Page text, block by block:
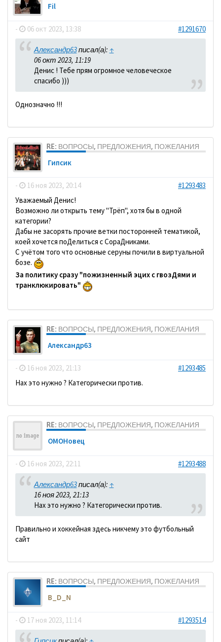
Fil
- 06 окт 2023, 13:38 #1291670
Александр63писал(а): ↑
06 окт 2023, 11:19
Денис ! Тебе прям огромное человеческое
спасибо )))
Однозначно !!!
RE: ВОПРОСЫ, ПРЕДЛОЖЕНИЯ, ПОЖЕЛАНИЯ
Гипсик
- 16 ноя 2023, 20:14
#1293483
Уважаемый Денис!
Возможно ли открыть тему "Трёп", хотя бы в одной
категории?
Дабы не засорять прочие ветки посторонней тематикой,
коей хочется поДелиться с СораДниками.
С учётом того что основные серуны почили в виртуальной
бозе.
За политику сразу "пожизненный эцих с гвозДями и
транклюкировать"
RE: ВОПРОСЫ, ПРЕДЛОЖЕНИЯ, ПОЖЕЛАНИЯ
Александр63
- 16 ноя 2023, 21:13
#1293485
Нах это нужно ? Категорически против.
RE: ВОПРОСЫ, ПРЕДЛОЖЕНИЯ, ПОЖЕЛАНИЯ
ОМОНовец
- 16 ноя 2023, 22:11 #1293488
Александр63писал(а): ↑
16 ноя 2023, 21:13
Нах это нужно ? Категорически против.
Правильно и хоккейная здесь никчему это футбольный
сайт
RE: ВОПРОСЫ, ПРЕДЛОЖЕНИЯ, ПОЖЕЛАНИЯ
B_D_N
- 17 ноя 2023, 11:14 #1293514